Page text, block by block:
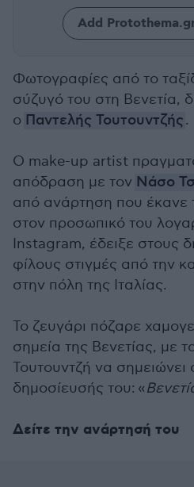
Add
Φωτογραφίες από το
σύζυγό του στη Βενετία,
ο Παντελής Τουτουντζής.
Ο make-up artist
απόδραση με τον Νάσο
από ανάρτηση που έκανε
στον προσωπικό του
Instagram, έδειξε στους
φίλους στιγμές από την
στην πόλη της Ιταλίας.
Το ζευγάρι πόζαρε
σημεία της Βενετίας, με
Τουτουντζή να σημειώνει
δημοσίευσής του: «
Δείτε την ανάρτησή του